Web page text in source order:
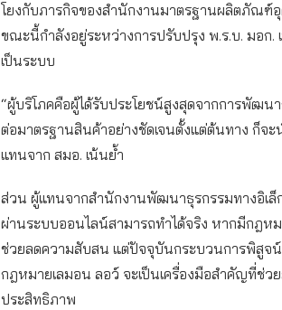
โยงกับภารกิจของสำนักงานมาตรฐานผลิตภัณฑ์
ขณะนี้กำลังอยู่ระหว่างการปรับปรุง พ.ร.บ. มอก.
เป็นระบบ
“ผู้บริโภคคือผู้ได้รับประโยชน์สูงสุดจากการพัฒ
ต่อมาตรฐานสินค้าอย่างชัดเจนตั้งแต่ต้นทาง ก็จ
แทนจาก สมอ. เน้นย้ำ
ส่วน ผู้แทนจากสำนักงานพัฒนาธุรกรรมทางอิเล็
ผ่านระบบออนไลน์สามารถทำได้จริง หากมีกฎห
ช่วยลดความสับสน แต่ปัจจุบันกระบวนการพิสูจ
กฎหมายเลมอน ลอว์ จะเป็นเครื่องมือสำคัญที่ช่ว
ประสิทธิภาพ